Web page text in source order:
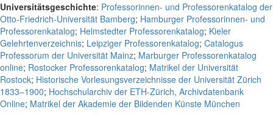
Universitätsgeschichte: Professorinnen- und Professorenkatalog der
Otto-Friedrich-Universität Bamberg; Hamburger Professorinnen- und
Professorenkatalog; Helmstedter Professorenkatalog; Kieler
Gelehrtenverzeichnis; Leipziger Professorenkatalog; Catalogus
Professorum der Universität Mainz; Marburger Professorenkatalog
online; Rostocker Professorenkatalog; Matrikel der Universität
Rostock; Historische Vorlesungsverzeichnisse der Universität Zürich
1833–1900; Hochschularchiv der ETH-Zürich, Archivdatenbank
Online; Matrikel der Akademie der Bildenden Künste München